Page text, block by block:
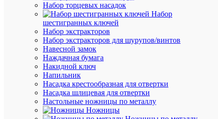
Набор торцевых насадок
Набор
шестигранных ключей
Набор экстракторов
Набор экстракторов для шурупов/винтов
Навесной замок
Наждачная бумага
Накидной ключ
Напильник
Насадка крестообразная для отвертки
Насадка шлицевая для отвертки
Настольные ножницы по металлу
Ножницы